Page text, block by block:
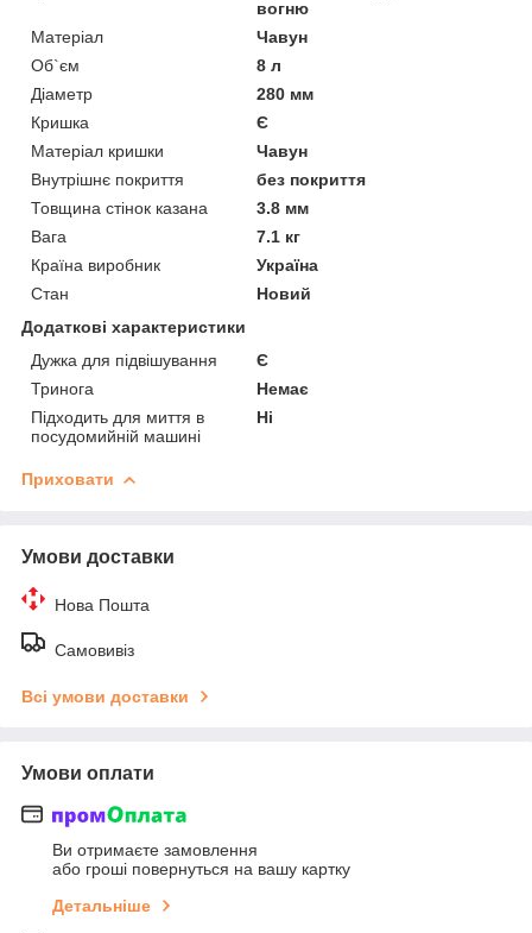
вогню
Матеріал
Чавун
Об`єм
8 л
Діаметр
280 мм
Кришка
Є
Матеріал кришки
Чавун
Внутрішнє покриття
без покриття
Товщина стінок казана
3.8 мм
Вага
7.1 кг
Країна виробник
Україна
Стан
Новий
Додаткові характеристики
Дужка для підвішування
Є
Тринога
Немає
Підходить для миття в
посудомийній машині
Ні
Приховати
Умови доставки
Нова Пошта
Самовивіз
Всі умови доставки
Умови оплати
Ви отримаєте замовлення
або гроші повернуться на вашу картку
Детальніше